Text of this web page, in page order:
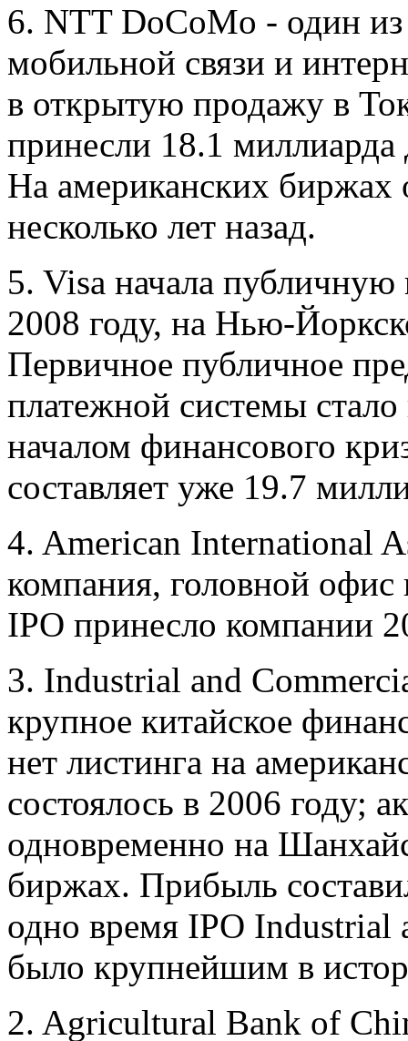
6. NTT DoCoMo - один
мобильной связи и
в открытую продажу в
принесли 18.1 миллиарда
На американских биржах
несколько лет назад.
5. Visa начала
2008 году, на Нью-
Первичное публичное
платежной системы
началом финансового
составляет уже 19.7
4. American International
компания, головной офис
IPO принесло компании
3. Industrial and
крупное китайское
нет листинга на
состоялось в 2006 году;
одновременно на
биржах. Прибыль
одно время IPO Industrial
было крупнейшим в
2. Agricultural Bank of